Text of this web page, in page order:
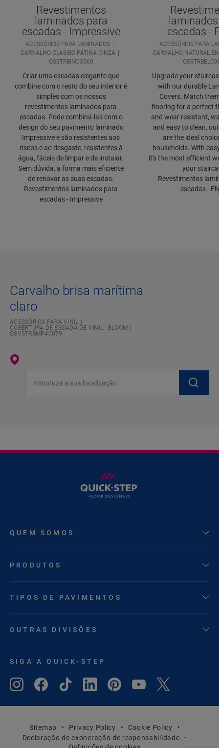
Revestimentos
laminados para
escadas - Impressive
ACESSÓRIOS PARA LAMINADOS
CARVALHO CLASSIC PÁTINA CINZA
QSSTRBIM03560
Criar uma escadas elegante que
combine com o resto do seu interior é
simples com os nossos
revestimentos laminados para
escadas. Pode combiná-las com o
design do seu pavimento laminado
Impressive e são resistentes aos
riscos e ao desgaste, resistentes à
água, fáceis de limpar e de instalar.
Sem dúvida, a forma mais eficiente
de renovar as suas escadas.
Revestimentos laminados para
escadas - Impressive
escadas -
ACESSÓRIOS PARA
CARVALHO NATURAL
Upgrade your
with our durable
Covers. Match
flooring for a perfect
and wear resistant,
and easy to clean,
are the ideal
households. With
it's the most efficient
your
Revestimentos
escadas -
Carvalho brisa marítima
claro
ACESSÓRIOS PARA VINIL
COBERTURA DE ESCADA DE VINIL - BLOOM
QSVSTRBMP40079
QUEM SOMOS
PRODUTOS
TIPOS DE PAVIMENTOS
OUTRAS DIVISÕES
SIGA A QUICK-STEP
Sitemap Privacy Policy
Cookie Policy
Declaração de exoneração de responsabilidade